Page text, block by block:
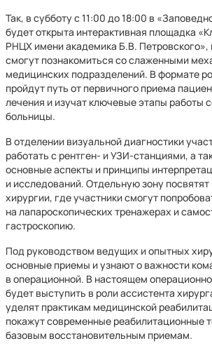
Так, в субботу с 11:00 до 18:00 в
будет открыта интерактивная площадка
РНЦХ имени академика Б.В. Петровского»,
смогут познакомиться со слаженными
медицинских подразделений. В формате
пройдут путь от первичного приема
лечения и изучат ключевые этапы работы
больницы.
В отделении визуальной диагностики
работать с рентген‑ и УЗИ‑станциями, а
основные аспекты и принципы
и исследований. Отдельную зону
хирургии, где участники смогут
на лапароскопических тренажерах и
гастроскопию.
Под руководством ведущих и опытных
основные приемы и узнают о важности
в операционной. В настоящем
будет выступить в роли ассистента
уделят практикам медицинской
покажут современные реабилитационные
базовым восстановительным приемам.